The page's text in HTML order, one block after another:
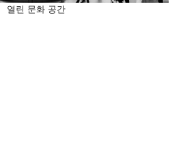
열린 문화 공간